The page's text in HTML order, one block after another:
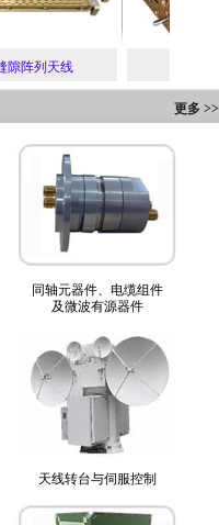
缝隙阵列天线
更多 >>
同轴元器件、电缆组件
及微波有源器件
天线转台与伺服控制